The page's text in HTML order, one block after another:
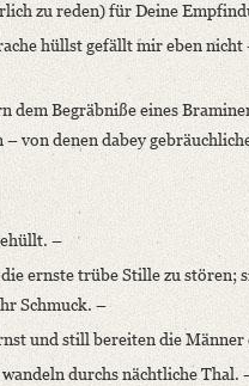
In: Zeitschrift für die
zu reden) für Deine
hüllst gefällt mir eben
dem Begräbniße eines
von denen dabey
–
ernste trübe Stille zu stören;
Schmuck. –
und still bereiten die
durchs nächtliche Thal.